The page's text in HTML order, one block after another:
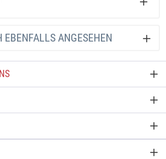
ANGESEHEN